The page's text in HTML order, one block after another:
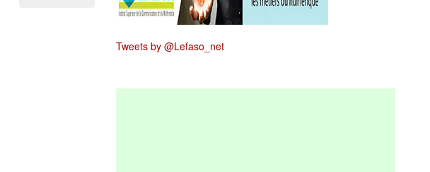
Tweets by @Lefaso_net